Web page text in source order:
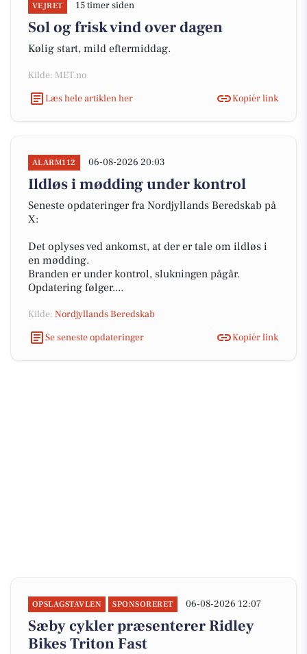
VEJRET 15 timer siden
Sol og frisk vind over dagen
Kølig start, mild eftermiddag.
Kilde: MET.no
Læs hele artiklen her
Kopiér link
ALARM112 06-08-2026 20:03
Ildløs i mødding under kontrol
Seneste opdateringer fra Nordjyllands Beredskab på
X:
Det oplyses ved ankomst, at der er tale om ildløs i
en mødding.
Branden er under kontrol, slukningen pågår.
Opdatering følger....
Kilde: Nordjyllands Beredskab
Se seneste opdateringer
Kopiér link
OPSLAGSTAVLEN SPONSORERET 06-08-2026 12:07
Sæby cykler præsenterer Ridley
Bikes Triton Fast